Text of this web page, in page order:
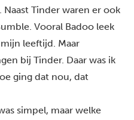
Naast Tinder waren er ook
. Vooral Badoo leek
leeftijd. Maar
bij Tinder. Daar was ik
ging dat nou, dat
simpel, maar welke